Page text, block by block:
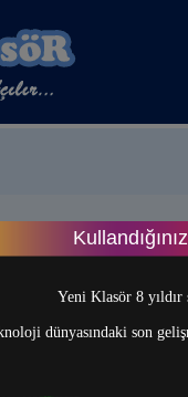
Yeni Klasör 8
dünyasındaki son